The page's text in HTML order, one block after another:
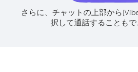
さらに、チャットの上部から
択して通話することもで